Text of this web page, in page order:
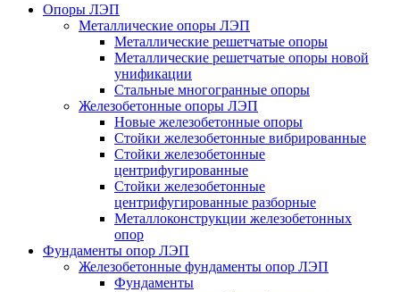
Опоры ЛЭП
Металлические опоры ЛЭП
Металлические решетчатые опоры
Металлические решетчатые опоры новой
унификации
Стальные многогранные опоры
Железобетонные опоры ЛЭП
Новые железобетонные опоры
Стойки железобетонные вибрированные
Стойки железобетонные
центрифугированные
Стойки железобетонные
центрифугированные разборные
Металлоконструкции железобетонных
опор
Фундаменты опор ЛЭП
Железобетонные фундаменты опор ЛЭП
Фундаменты